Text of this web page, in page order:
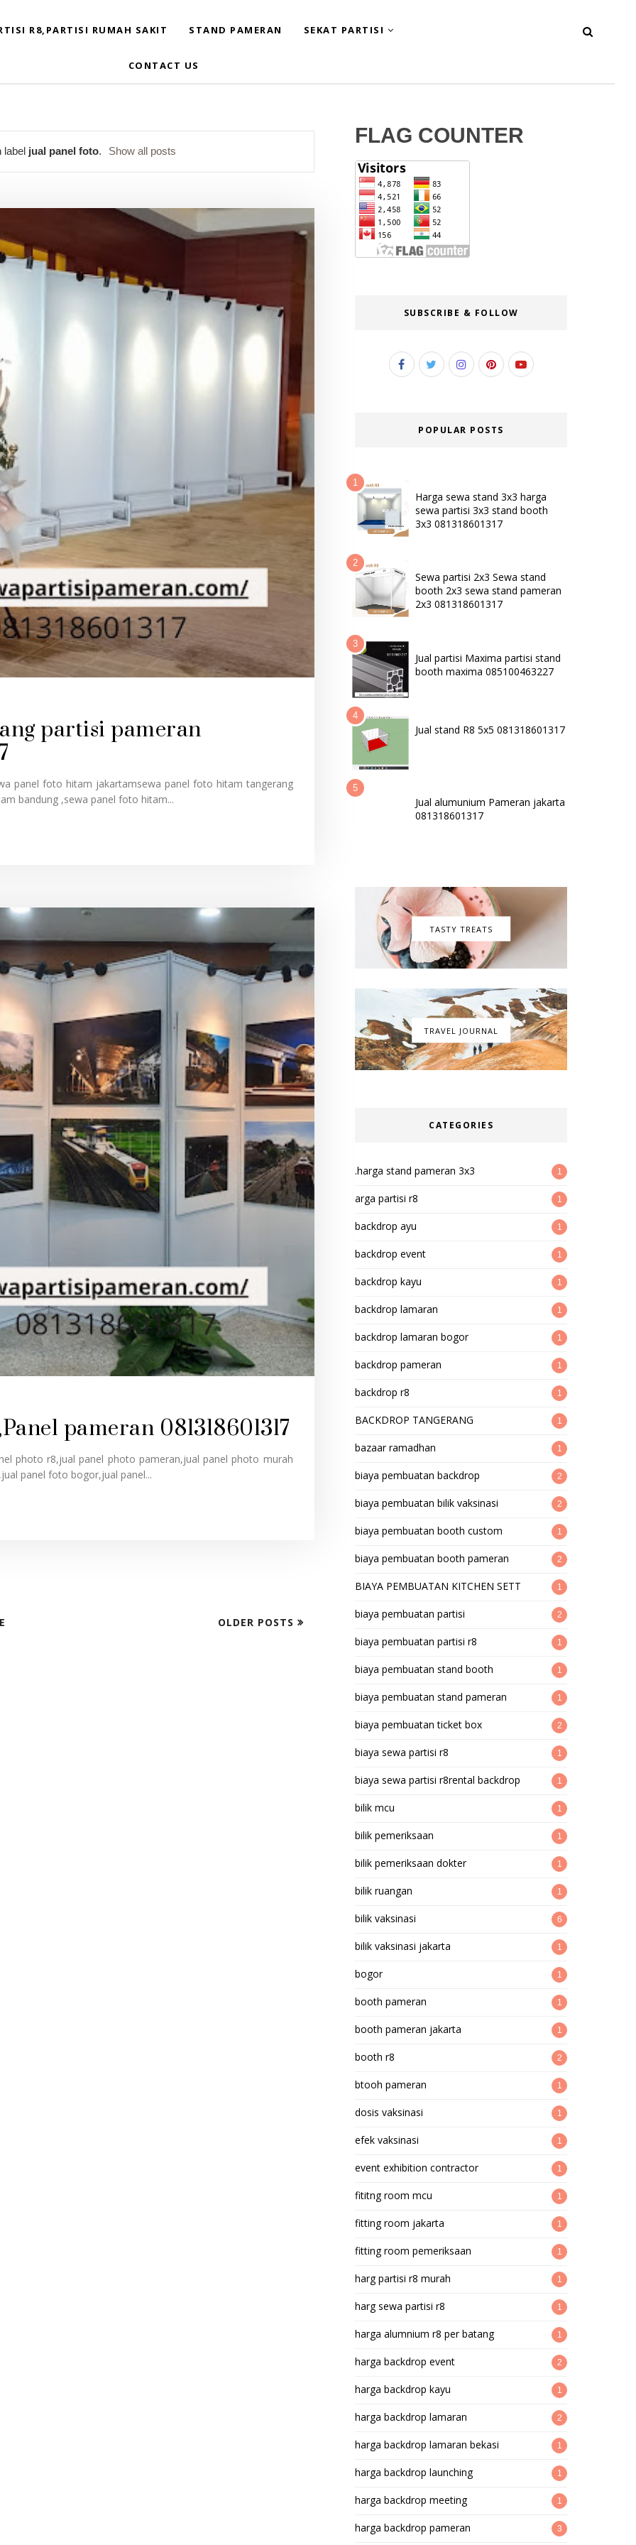
R8,PARTISI RUMAH SAKIT STAND PAMERAN SEKAT PARTISI
CONTACT US
label jual panel foto. Show all posts
partisi pameran
panel foto hitam jakartamsewa panel foto hitam tangerang
bandung ,sewa panel foto hitam...
pameran 081318601317
photo r8,jual panel photo pameran,jual panel photo murah
panel foto bogor,jual panel...
OLDER POSTS
FLAG COUNTER
SUBSCRIBE & FOLLOW
POPULAR POSTS
Harga sewa stand 3x3 harga
sewa partisi 3x3 stand booth
3x3 081318601317
Sewa partisi 2x3 Sewa stand
booth 2x3 sewa stand pameran
2x3 081318601317
Jual partisi Maxima partisi stand
booth maxima 085100463227
Jual stand R8 5x5 081318601317
Jual alumunium Pameran jakarta
081318601317
TASTY TREATS
TRAVEL JOURNAL
CATEGORIES
.harga stand pameran 3x3 1
arga partisi r8 1
backdrop ayu 1
backdrop event 1
backdrop kayu 1
backdrop lamaran 1
backdrop lamaran bogor 1
backdrop pameran 1
backdrop r8 1
BACKDROP TANGERANG 1
bazaar ramadhan 1
biaya pembuatan backdrop 2
biaya pembuatan bilik vaksinasi 2
biaya pembuatan booth custom 1
biaya pembuatan booth pameran 2
BIAYA PEMBUATAN KITCHEN SETT 1
biaya pembuatan partisi 2
biaya pembuatan partisi r8 1
biaya pembuatan stand booth 1
biaya pembuatan stand pameran 1
biaya pembuatan ticket box 2
biaya sewa partisi r8 1
biaya sewa partisi r8rental backdrop 1
bilik mcu 1
bilik pemeriksaan 1
bilik pemeriksaan dokter 1
bilik ruangan 1
bilik vaksinasi 6
bilik vaksinasi jakarta 1
bogor 1
booth pameran 1
booth pameran jakarta 1
booth r8 2
btooh pameran 1
dosis vaksinasi 1
efek vaksinasi 1
event exhibition contractor 1
fititng room mcu 1
fitting room jakarta 1
fitting room pemeriksaan 1
harg partisi r8 murah 1
harg sewa partisi r8 1
harga alumnium r8 per batang 1
harga backdrop event 2
harga backdrop kayu 1
harga backdrop lamaran 2
harga backdrop lamaran bekasi 1
harga backdrop launching 1
harga backdrop meeting 1
harga backdrop pameran 3